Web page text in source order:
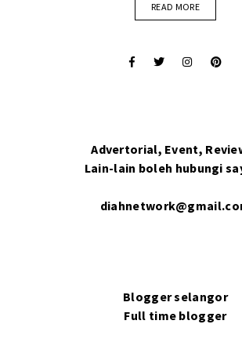
READ MORE
Advertorial, Event,
Lain-lain boleh hubungi
Blogger selangor
Full time blogger